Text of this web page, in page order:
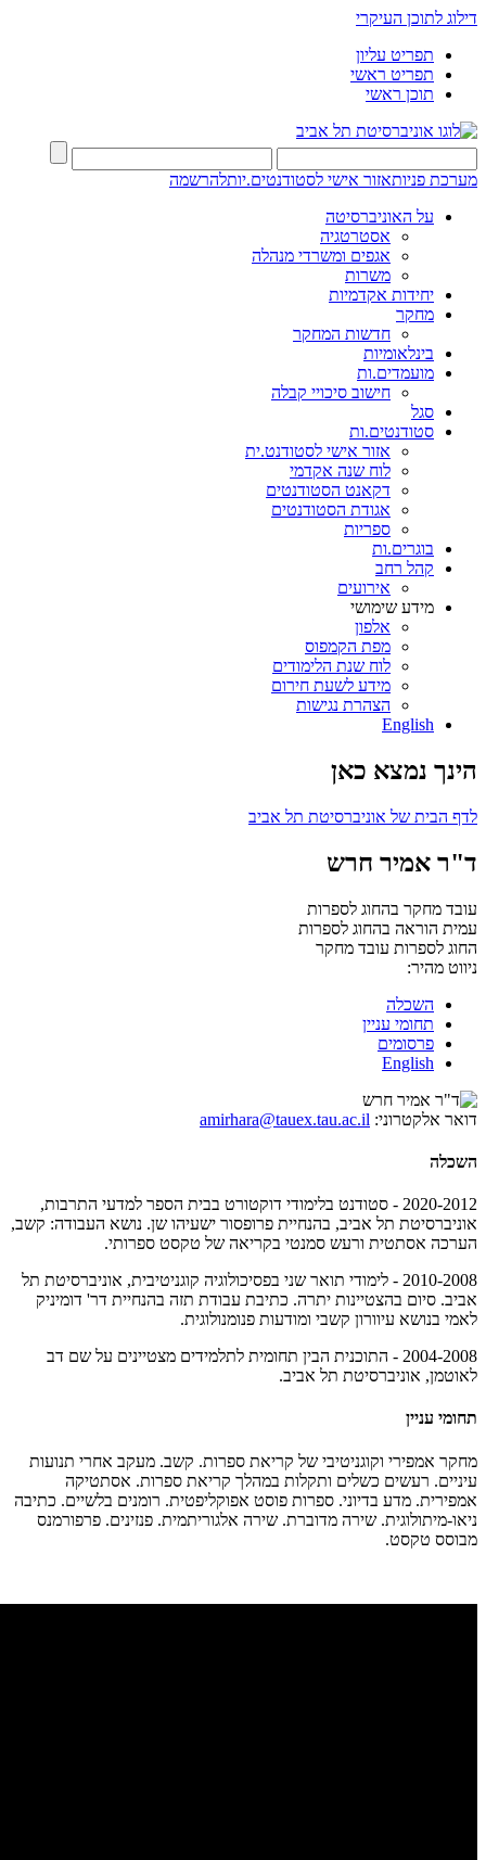
דילוג לתוכן העיקרי
תפריט עליון
תפריט ראשי
תוכן ראשי
מערכת פניותאזור אישי לסטודנטים.יותלהרשמה
על האוניברסיטה
אסטרטגיה
אגפים ומשרדי מנהלה
משרות
יחידות אקדמיות
מחקר
חדשות המחקר
בינלאומיות
מועמדים.ות
חישוב סיכויי קבלה
סגל
סטודנטים.ות
אזור אישי לסטודנט.ית
לוח שנה אקדמי
דקאנט הסטודנטים
אגודת הסטודנטים
ספריות
בוגרים.ות
קהל רחב
אירועים
מידע שימושי
אלפון
מפת הקמפוס
לוח שנת הלימודים
מידע לשעת חירום
הצהרת נגישות
English
הינך נמצא כאן
לדף הבית של אוניברסיטת תל אביב
ד"ר אמיר חרש
עובד מחקר בהחוג לספרות
עמית הוראה בהחוג לספרות
החוג לספרות עובד מחקר
ניווט מהיר:
השכלה
תחומי עניין
פרסומים
English
דואר אלקטרוני: amirhara@tauex.tau.ac.il
השכלה
2020-2012 - סטודנט בלימודי דוקטורט בבית הספר למדעי התרבות,
אוניברסיטת תל אביב, בהנחיית פרופסור ישעיהו שן. נושא העבודה: קשב,
הערכה אסתטית ורעש סמנטי בקריאה של טקסט ספרותי.
2010-2008 - לימודי תואר שני בפסיכולוגיה קוגניטיבית, אוניברסיטת תל
אביב. סיום בהצטיינות יתרה. כתיבת עבודת תזה בהנחיית דר' דומיניק
לאמי בנושא עיוורון קשבי ומודעות פנומנולוגית.
2004-2008 - התוכנית הבין תחומית לתלמידים מצטיינים על שם דב
לאוטמן, אוניברסיטת תל אביב.
תחומי עניין
מחקר אמפירי וקוגניטיבי של קריאת ספרות. קשב. מעקב אחרי תנועות
עיניים. רעשים כשלים ותקלות במהלך קריאת ספרות. אסתטיקה
אמפירית. מדע בדיוני. ספרות פוסט אפוקליפטית. רומנים בלשיים. כתיבה
ניאו-מיתולוגית. שירה מדוברת. שירה אלגוריתמית. פנזינים. פרפורמנס
מבוסס טקסט.